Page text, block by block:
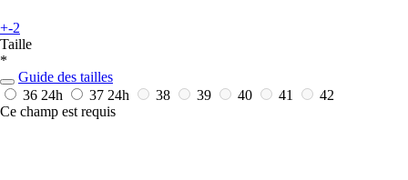
+-2
Taille
*
Guide des tailles
36 24h 37 24h 38 39 40 41
42
Ce champ est requis